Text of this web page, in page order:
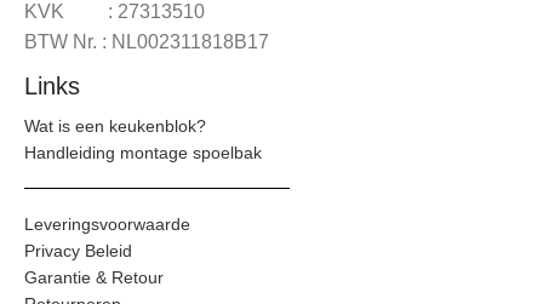
KVK : 27313510
BTW Nr. : NL002311818B17
Links
Wat is een keukenblok?
Handleiding montage spoelbak
Leveringsvoorwaarde
Privacy Beleid
Garantie & Retour